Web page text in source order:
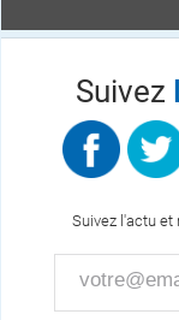
Suivez
Suivez l'actu et